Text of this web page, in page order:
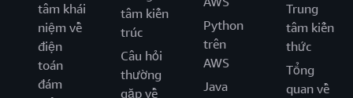
tâm khái
niệm về
điện
toán
đám
tâm kiến
trúc
Câu hỏi
thường
gặp về
Python
trên
AWS
Java
Trung
tâm kiến
thức
Tổng
quan về